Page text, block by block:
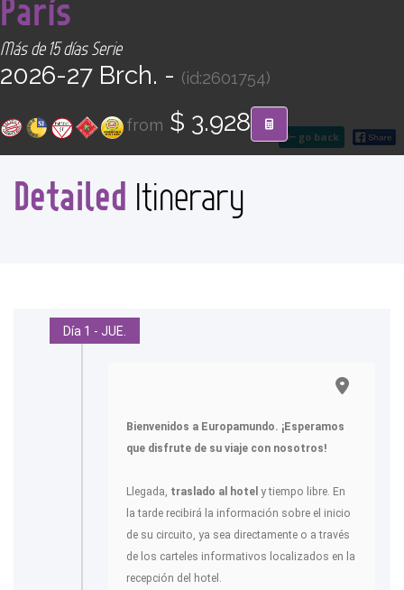
go back
París
Más de 15 días Serie
2026-27 Brch. - (id:2601754)
from $ 3.928
Detailed Itinerary
Día 1 - JUE.
Bienvenidos a Europamundo. ¡Esperamos
que disfrute de su viaje con nosotros!
Llegada, traslado al hotel y tiempo libre. En
la tarde recibirá la información sobre el inicio
de su circuito, ya sea directamente o a través
de los carteles informativos localizados en la
recepción del hotel.